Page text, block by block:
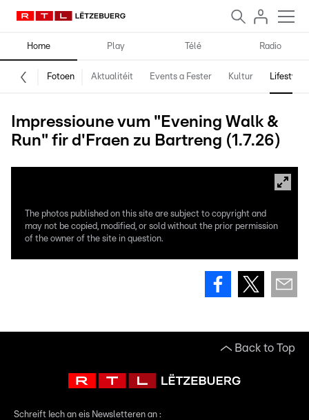
Home Play Télé Radio
Fotoen Aktualitéit Events a Fester Kultur Lifestyle
Impressioune vum "Evening Walk &
Run" fir d'Fraen zu Bartreng (1.7.26)
The photos published on this site are subject to copyright and
may not be copied, modified, or sold without the prior permission
of the owner of the site in question.
Back to Top
Schreift Iech an eis Newsletteren an :